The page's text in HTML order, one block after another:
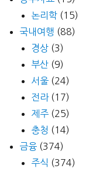
논리학 (15)
국내여행 (88)
경상 (3)
부산 (9)
서울 (24)
전라(17)
제주 (25)
충청 (14)
금융 (374)
주식 (374)